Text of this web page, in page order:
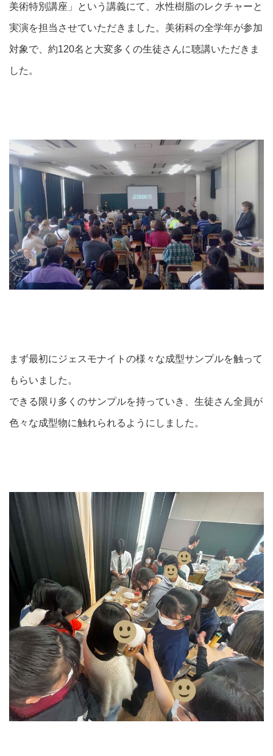
美術特別講座」という講義にて、水性樹脂のレクチャーと
実演を担当させていただきました。美術科の全学年が参加
対象で、約120名と大変多くの生徒さんに聴講いただきま
した。
まず最初にジェスモナイトの様々な成型サンプルを触って
もらいました。
できる限り多くのサンプルを持っていき、生徒さん全員が
色々な成型物に触れられるようにしました。